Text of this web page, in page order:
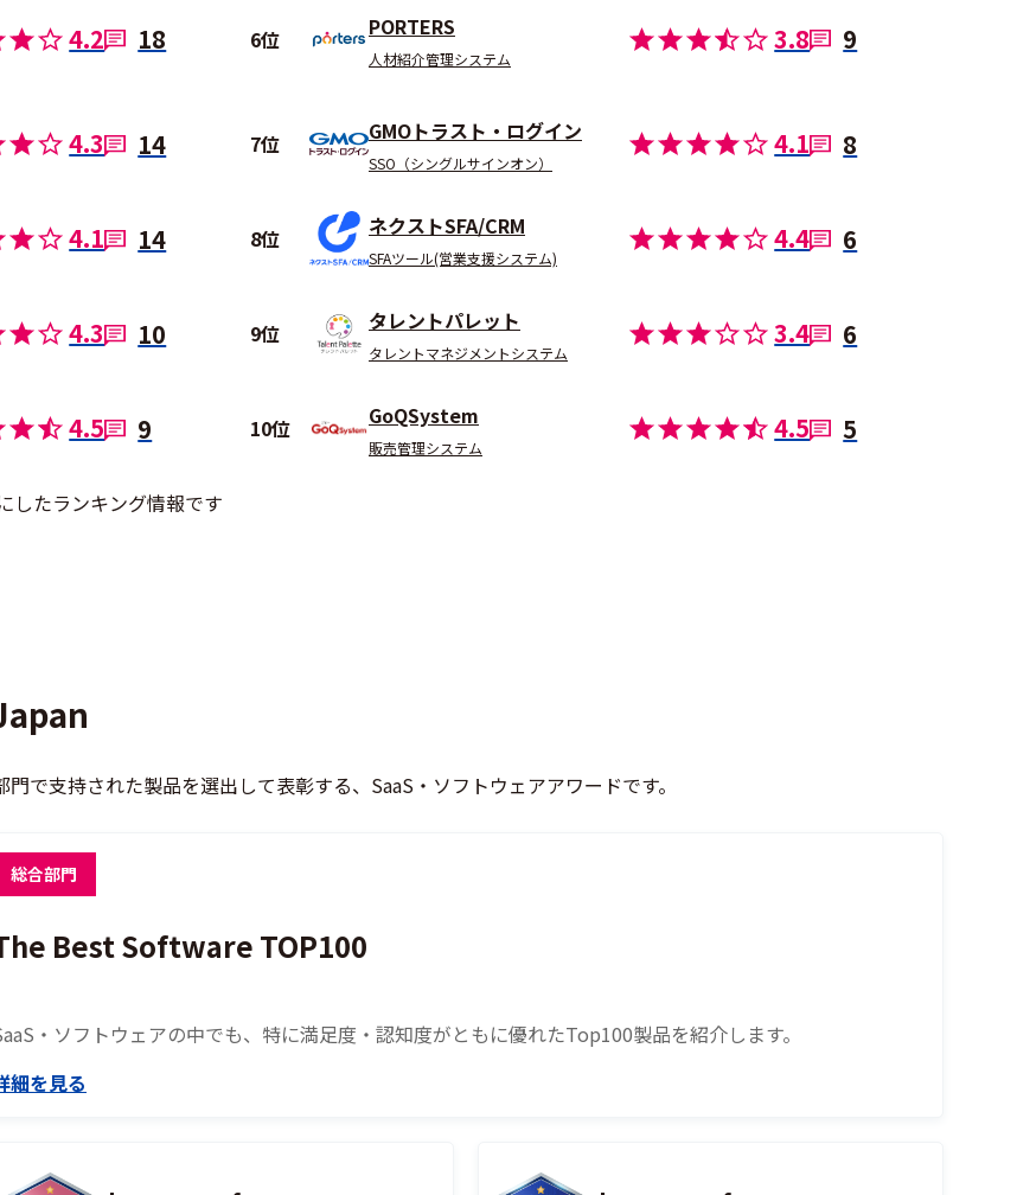
4.2 18
4.3 14
4.1 14
4.3 10
4.5 9
6位 PORTERS
人材紹介管理システム
3.8 9
7位 GMOトラスト・ログイン
SSO（シングルサインオン）
4.1 8
8位 ネクストSFA/CRM
SFAツール(営業支援システム)
4.4 6
9位 タレントパレット
タレントマネジメントシステム
3.4 6
10位 GoQSystem
販売管理システム
4.5 5
したランキング情報です
で支持された製品を選出して表彰する、SaaS・ソフトウェアアワードです。
総合部門
Best Software TOP100
・ソフトウェアの中でも、特に満足度・認知度がともに優れたTop100製品を紹介します。
細を見る